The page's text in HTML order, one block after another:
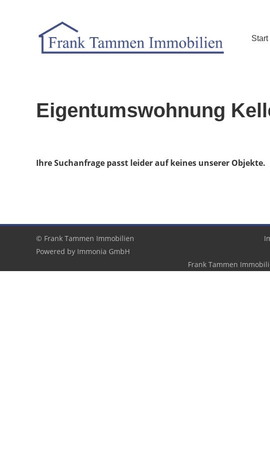
Start
Eigentumswohnung
Ihre Suchanfrage passt leider auf keines unserer Objekte.
© Frank Tammen Immobilien
Powered by Immonia GmbH
Frank Tammen